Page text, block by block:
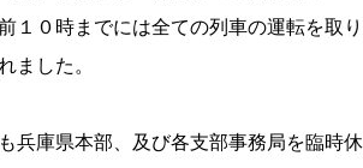
１０時までには全ての列車の運転を取り
ました。
兵庫県本部、及び各支部事務局を臨時休